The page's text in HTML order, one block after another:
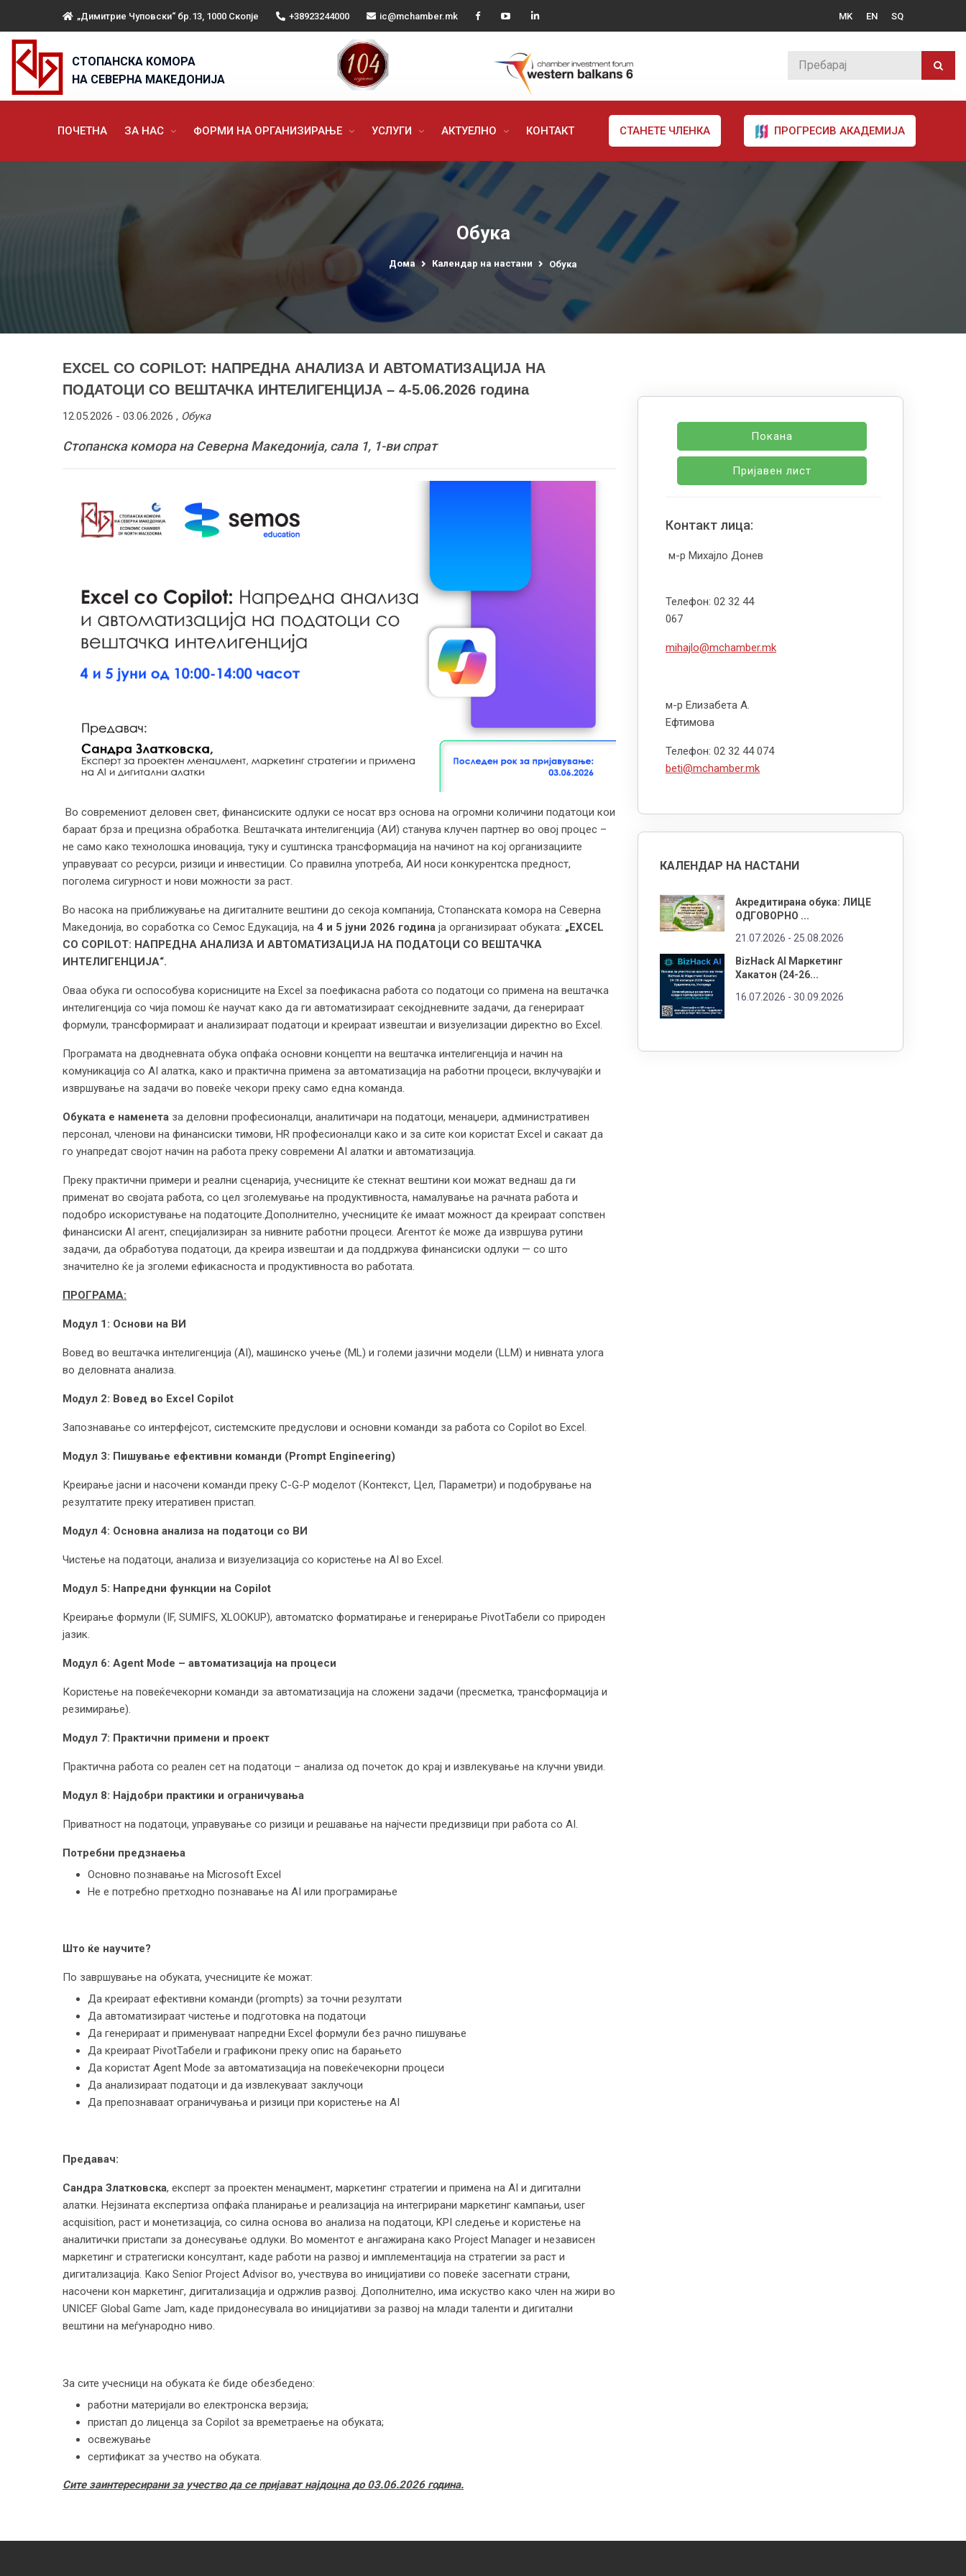
„Димитрие Чуповски“ бр.13, 1000 Скопје +38923244000 ic@mchamber.mk MK EN SQ
СТОПАНСКА КОМОРА
НА СЕВЕРНА МАКЕДОНИЈА
ПОЧЕТНА ЗА НАС ФОРМИ НА ОРГАНИЗИРАЊЕ УСЛУГИ АКТУЕЛНО КОНТАКТ СТАНЕТЕ ЧЛЕНКА ПРОГРЕСИВ АКАДЕМИЈА
Обука
Дома Календар на настани Обука
EXCEL СО COPILOT: НАПРЕДНА АНАЛИЗА И АВТОМАТИЗАЦИЈА НА
ПОДАТОЦИ СО ВЕШТАЧКА ИНТЕЛИГЕНЦИЈА – 4-5.06.2026 година
12.05.2026 - 03.06.2026 , Обука
Стопанска комора на Северна Македонија, сала 1, 1-ви спрат
Во современиот деловен свет, финансиските одлуки се носат врз основа на огромни количини податоци кои
бараат брза и прецизна обработка. Вештачката интелигенција (АИ) станува клучен партнер во овој процес –
не само како технолошка иновација, туку и суштинска трансформација на начинот на кој организациите
управуваат со ресурси, ризици и инвестиции. Со правилна употреба, АИ носи конкурентска предност,
поголема сигурност и нови можности за раст.
Во насока на приближување на дигиталните вештини до секоја компанија, Стопанската комора на Северна
Македонија, во соработка со Семос Едукација, на 4 и 5 јуни 2026 година ја организираат обуката: „EXCEL
СО COPILOT: НАПРЕДНА АНАЛИЗА И АВТОМАТИЗАЦИЈА НА ПОДАТОЦИ СО ВЕШТАЧКА
ИНТЕЛИГЕНЦИЈА“.
Оваа обука ги оспособува корисниците на Excel за поефикасна работа со податоци со примена на вештачка
интелигенција со чија помош ќе научат како да ги автоматизираат секојдневните задачи, да генерираат
формули, трансформираат и анализираат податоци и креираат извештаи и визуелизации директно во Excel.
Програмата на дводневната обука опфаќа основни концепти на вештачка интелигенција и начин на
комуникација со AI алатка, како и практична примена за автоматизација на работни процеси, вклучувајќи и
извршување на задачи во повеќе чекори преку само една команда.
Обуката е наменета за деловни професионалци, аналитичари на податоци, менаџери, административен
персонал, членови на финансиски тимови, HR професионалци како и за сите кои користат Excel и сакаат да
го унапредат својот начин на работа преку современи AI алатки и автоматизација.
Преку практични примери и реални сценарија, учесниците ќе стекнат вештини кои можат веднаш да ги
применат во својата работа, со цел зголемување на продуктивноста, намалување на рачната работа и
подобро искористување на податоците.Дополнително, учесниците ќе имаат можност да креираат сопствен
финансиски AI агент, специјализиран за нивните работни процеси. Агентот ќе може да извршува рутини
задачи, да обработува податоци, да креира извештаи и да поддржува финансиски одлуки — со што
значително ќе ја зголеми ефикасноста и продуктивноста во работата.
ПРОГРАМА:
Модул 1: Основи на ВИ
Вовед во вештачка интелигенција (AI), машинско учење (ML) и големи јазични модели (LLM) и нивната улога
во деловната анализа.
Модул 2: Вовед во Excel Copilot
Запознавање со интерфејсот, системските предуслови и основни команди за работа со Copilot во Excel.
Модул 3: Пишување ефективни команди (Prompt Engineering)
Креирање јасни и насочени команди преку C-G-P моделот (Контекст, Цел, Параметри) и подобрување на
резултатите преку итеративен пристап.
Модул 4: Основна анализа на податоци со ВИ
Чистење на податоци, анализа и визуелизација со користење на AI во Excel.
Модул 5: Напредни функции на Copilot
Креирање формули (IF, SUMIFS, XLOOKUP), автоматско форматирање и генерирање PivotТабели со природен
јазик.
Модул 6: Agent Mode – автоматизација на процеси
Користење на повеќечекорни команди за автоматизација на сложени задачи (пресметка, трансформација и
резимирање).
Модул 7: Практични примени и проект
Практична работа со реален сет на податоци – анализа од почеток до крај и извлекување на клучни увиди.
Модул 8: Најдобри практики и ограничувања
Приватност на податоци, управување со ризици и решавање на најчести предизвици при работа со AI.
Потребни предзнаења
Основно познавање на Microsoft Excel
Не е потребно претходно познавање на AI или програмирање
Што ќе научите?
По завршување на обуката, учесниците ќе можат:
Да креираат ефективни команди (prompts) за точни резултати
Да автоматизираат чистење и подготовка на податоци
Да генерираат и применуваат напредни Excel формули без рачно пишување
Да креираат PivotТабели и графикони преку опис на барањето
Да користат Agent Mode за автоматизација на повеќечекорни процеси
Да анализираат податоци и да извлекуваат заклучоци
Да препознаваат ограничувања и ризици при користење на AI
Предавач:
Сандра Златковска, eксперт за проектен менаџмент, маркетинг стратегии и примена на AI и дигитални
алатки. Нејзината експертиза опфаќа планирање и реализација на интегрирани маркетинг кампањи, user
acquisition, раст и монетизација, со силна основа во анализа на податоци, KPI следење и користење на
аналитички пристапи за донесување одлуки. Во моментот е ангажирана како Project Manager и независен
маркетинг и стратегиски консултант, каде работи на развој и имплементација на стратегии за раст и
дигитализација. Како Senior Project Advisor во, учествува во иницијативи со повеќе засегнати страни,
насочени кон маркетинг, дигитализација и одржлив развој. Дополнително, има искуство како член на жири во
UNICEF Global Game Jam, каде придонесувала во иницијативи за развој на млади таленти и дигитални
вештини на меѓународно ниво.
За сите учесници на обуката ќе биде обезбедено:
работни материјали во електронска верзија;
пристап до лиценца за Copilot за времетраење на обуката;
освежување
сертификат за учество на обуката.
Сите заинтересирани за учество да се пријават најдоцна до 03.06.2026 година.
Покана
Пријавен лист
Контакт лица:
м-р Михајло Донев
Телефон: 02 32 44
067
mihajlo@mchamber.mk
м-р Елизабета А.
Ефтимова
Телефон: 02 32 44 074
beti@mchamber.mk
КАЛЕНДАР НА НАСТАНИ
Акредитирана обука: ЛИЦЕ
ОДГОВОРНО ...
21.07.2026 - 25.08.2026
BizHack AI Маркетинг
Хакатон (24-26...
16.07.2026 - 30.09.2026